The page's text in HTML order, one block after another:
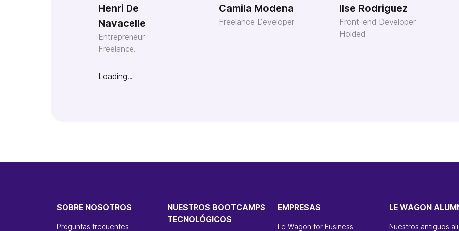
Henri De
Navacelle
Entrepreneur
Freelance.
Camila Modena
Freelance Developer
Ilse Rodriguez
Front-end Developer
Holded
Loading...
SOBRE NOSOTROS
Preguntas frecuentes
NUESTROS BOOTCAMPS
TECNOLÓGICOS
EMPRESAS
Le Wagon for Business
LE WAGON
Nuestros antiguos